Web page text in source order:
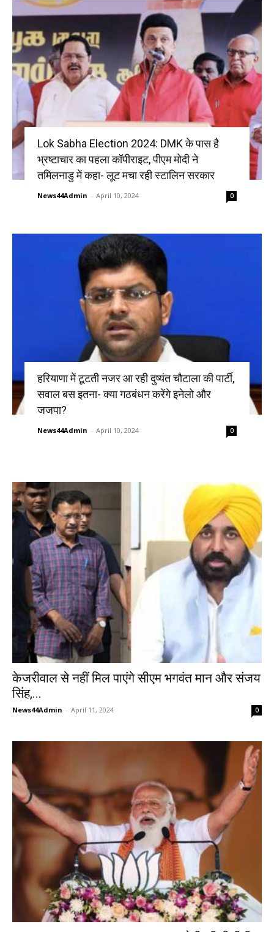
Lok Sabha Election 2024: DMK के पास है
भ्रष्टाचार का पहला कॉपीराइट, पीएम मोदी ने
तमिलनाडु में कहा- लूट मचा रही स्टालिन सरकार
News44Admin - April 10, 2024 0
हरियाणा में टूटती नजर आ रही दुष्यंत चौटाला की पार्टी,
सवाल बस इतना- क्या गठबंधन करेंगे इनेलो और
जजपा?
News44Admin - April 10, 2024 0
केजरीवाल से नहीं मिल पाएंगे सीएम भगवंत मान और संजय
सिंह,...
News44Admin - April 11, 2024 0